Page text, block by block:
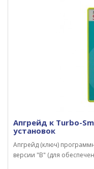
Апгрейд к Turbo-
установок
Апгрейд (ключ)
версии "В" (для